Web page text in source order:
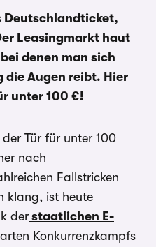
Deutschlandticket,
Leasingmarkt haut
denen man sich
Augen reibt. Hier
unter 100 €!
Tür für unter 100
nach
Fallstricken
klang, ist heute
der staatlichen E-
Konkurrenzkampfs